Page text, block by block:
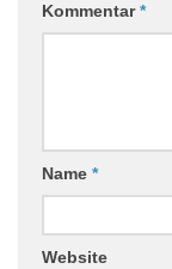
Kommentar*
Name *
Website